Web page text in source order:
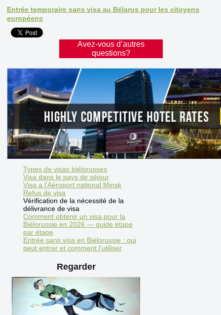
Entrée temporaire sans visa au Bélarus pour les citoyens
européens
Avez-vous d’autres
questions?
Types de visas biélorusses
Visa dans le pays de séjour
Visa a l’Aéroport national Minsk
Refus de visa
Vérification de la nécessité de la
délivrance de visa
Comment obtenir un visa pour la
Biélorussie en 2026 — guide étape
par étape
Entrée sans visa en Biélorussie : qui
peut entrer et comment l’utiliser
Regarder